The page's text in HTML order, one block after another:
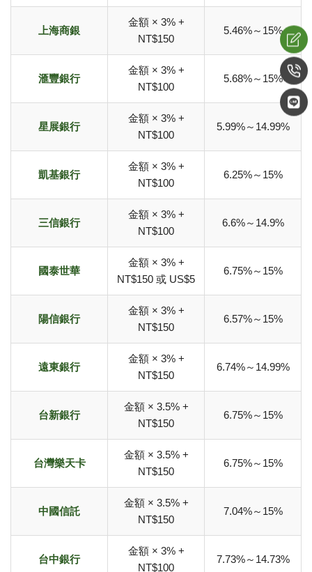
上海商銀
金額 × 3% +
NT$150
5.46%～15%
滙豐銀行
金額 × 3% +
NT$100
5.68%～15%
星展銀行
金額 × 3% +
NT$100
5.99%～14.99%
凱基銀行
金額 × 3% +
NT$100
6.25%～15%
三信銀行
金額 × 3% +
NT$100
6.6%～14.9%
國泰世華
金額 × 3% +
NT$150 或 US$5
6.75%～15%
陽信銀行
金額 × 3% +
NT$150
6.57%～15%
遠東銀行
金額 × 3% +
NT$150
6.74%～14.99%
台新銀行
金額 × 3.5% +
NT$150
6.75%～15%
台灣樂天卡
金額 × 3.5% +
NT$150
6.75%～15%
中國信託
金額 × 3.5% +
NT$150
7.04%～15%
台中銀行
金額 × 3% +
NT$100
7.73%～14.73%